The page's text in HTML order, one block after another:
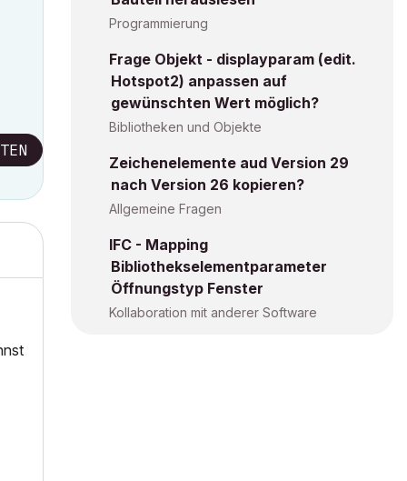
Programmierung
Frage Objekt - displayparam (edit.
Hotspot2) anpassen auf
gewünschten Wert möglich?
Bibliotheken und Objekte
Zeichenelemente aud Version 29
nach Version 26 kopieren?
Allgemeine Fragen
IFC - Mapping
Bibliothekselementparameter
Öffnungstyp Fenster
Kollaboration mit anderer Software